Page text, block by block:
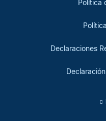
Política
Declaraciones